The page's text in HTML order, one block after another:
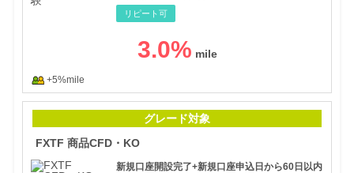
リピート可
3.0%
+5%mile
グレード対象
FXTF 商品CFD・KO
新規口座開設完了+新規口座申込日から60日以内